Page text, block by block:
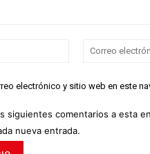
Nombre:*
electrónico y sitio web en este
siguientes comentarios a esta
nueva entrada.